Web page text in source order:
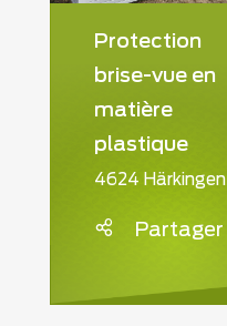
Protection
brise-vue en
matière
plastique
4624 Härkingen
Partager